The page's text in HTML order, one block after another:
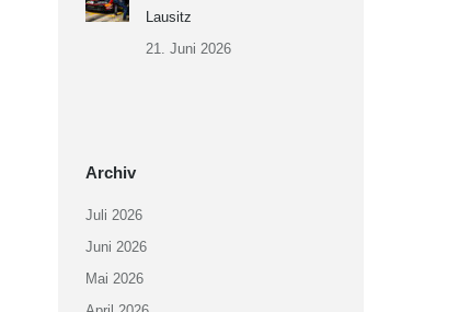
Lausitz
21. Juni 2026
Archiv
Juli 2026
Juni 2026
Mai 2026